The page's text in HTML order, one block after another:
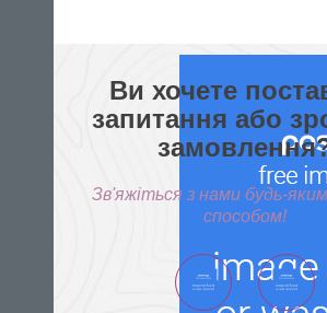
Ви хочете
запитання або
Зв'яжіться з нами будь-
способом!